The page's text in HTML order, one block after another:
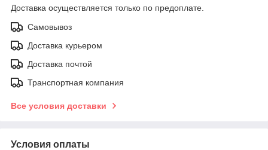
Доставка осуществляется только по предоплате.
Самовывоз
Доставка курьером
Доставка почтой
Транспортная компания
Все условия доставки
Условия оплаты